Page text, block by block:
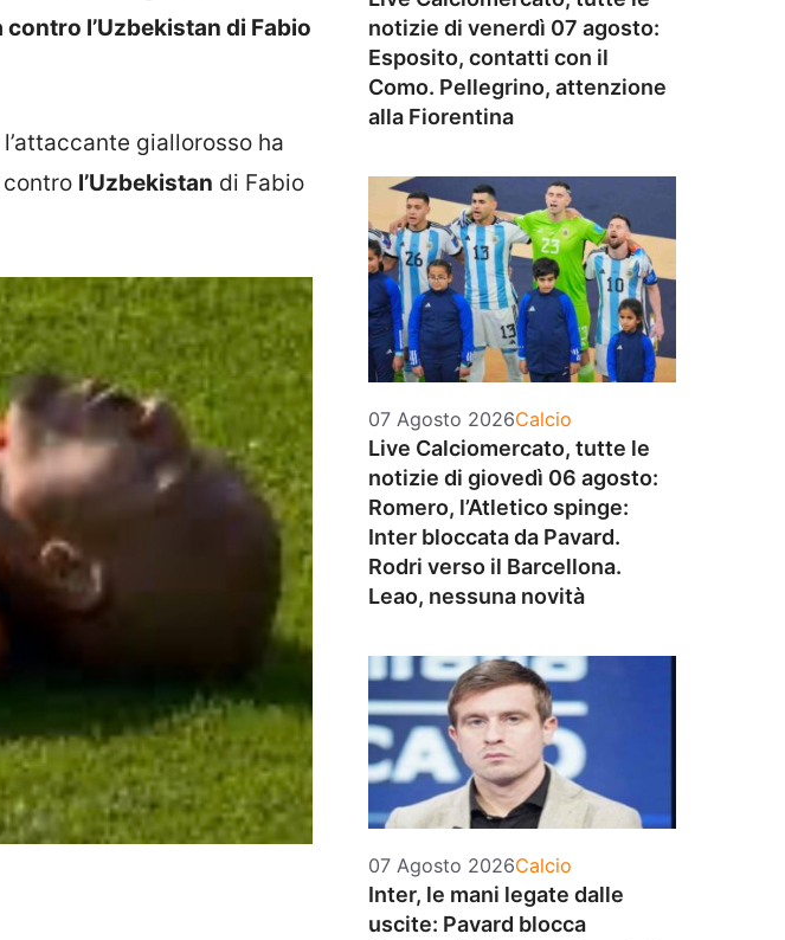
l’Uzbekistan di Fabio
giallorosso ha
contro l’Uzbekistan di Fabio
notizie di venerdì 07 agosto:
Esposito, contatti con il
Como. Pellegrino, attenzione
alla Fiorentina
07 Agosto 2026Categorie
Calcio
Live Calciomercato, tutte le
notizie di giovedì 06 agosto:
Romero, l’Atletico spinge:
Inter bloccata da Pavard.
Rodri verso il Barcellona.
Leao, nessuna novità
07 Agosto 2026Categorie
Calcio
Inter, le mani legate dalle
uscite: Pavard blocca